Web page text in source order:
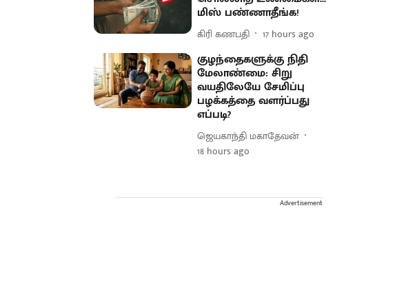
மிஸ் பண்ணாதீங்க!
கிரி கணபதி 17 hours ago
குழந்தைகளுக்கு நிதி
மேலாண்மை: சிறு
வயதிலேயே சேமிப்பு
பழக்கத்தை வளர்ப்பது
எப்படி?
ஜெயகாந்தி மகாதேவன்
18 hours ago
Advertisement